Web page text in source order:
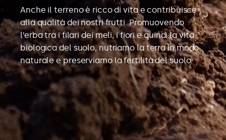
Anche il terreno è ricco di vita e contribuisce
alla qualità dei nostri frutti. Promuovendo
l’erba tra i filari dei meli, i fiori e quindi la vita
biologica del suolo, nutriamo la terra in modo
naturale e preserviamo la fertilità del suolo.